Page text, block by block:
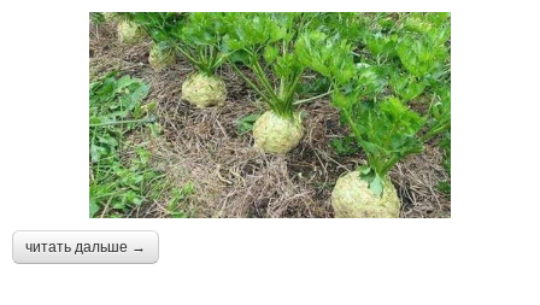
читать дальше →